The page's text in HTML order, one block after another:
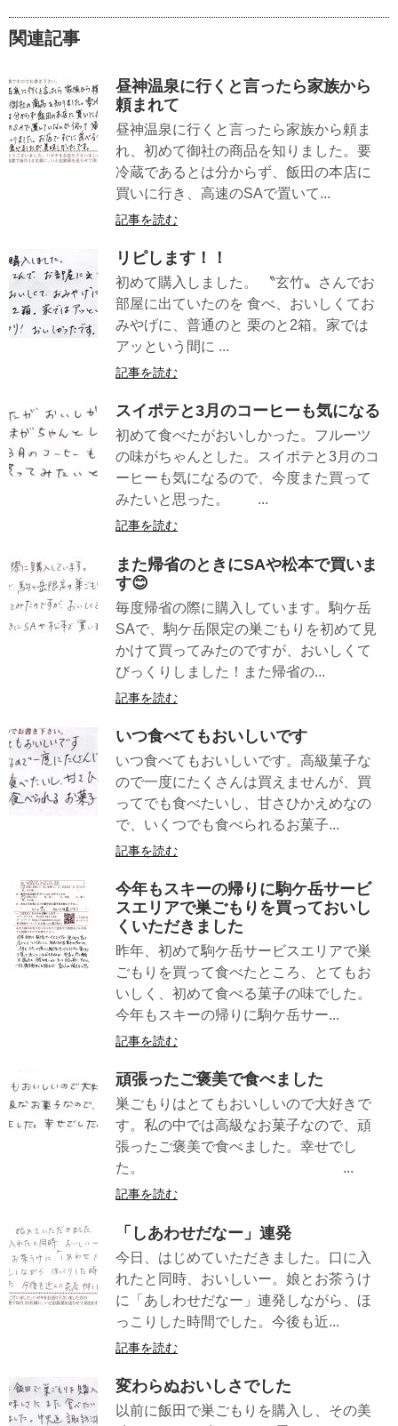
関連記事
昼神温泉に行くと言ったら家族から
頼まれて
昼神温泉に行くと言ったら家族から頼ま
れ、初めて御社の商品を知りました。要
冷蔵であるとは分からず、飯田の本店に
買いに行き、高速のSAで置いて...
記事を読む
リピします！！
初めて購入しました。 〝玄竹〟さんでお
部屋に出ていたのを 食べ、おいしくてお
みやげに、普通のと 栗のと2箱。家では
アッという間に ...
記事を読む
スイポテと3月のコーヒーも気になる
初めて食べたがおいしかった。フルーツ
の味がちゃんとした。スイポテと3月のコ
ーヒーも気になるので、今度また買って
みたいと思った。 ...
記事を読む
また帰省のときにSAや松本で買いま
す😊
毎度帰省の際に購入しています。駒ケ岳
SAで、駒ケ岳限定の巣ごもりを初めて見
かけて買ってみたのですが、おいしくて
びっくりしました！また帰省の...
記事を読む
いつ食べてもおいしいです
いつ食べてもおいしいです。高級菓子な
ので一度にたくさんは買えませんが、買
ってでも食べたいし、甘さひかえめなの
で、いくつでも食べられるお菓子...
記事を読む
今年もスキーの帰りに駒ケ岳サービ
スエリアで巣ごもりを買っておいし
くいただきました
昨年、初めて駒ケ岳サービスエリアで巣
ごもりを買って食べたところ、とてもお
いしく、初めて食べる菓子の味でした。
今年もスキーの帰りに駒ケ岳サー...
記事を読む
頑張ったご褒美で食べました
巣ごもりはとてもおいしいので大好きで
す。私の中では高級なお菓子なので、頑
張ったご褒美で食べました。幸せでし
た。 ...
記事を読む
「しあわせだなー」連発
今日、はじめていただきました。口に入
れたと同時、おいしいー。娘とお茶うけ
に「あしわせだなー」連発しながら、ほ
っこりした時間でした。今後も近...
記事を読む
変わらぬおいしさでした
以前に飯田で巣ごもりを購入し、その美